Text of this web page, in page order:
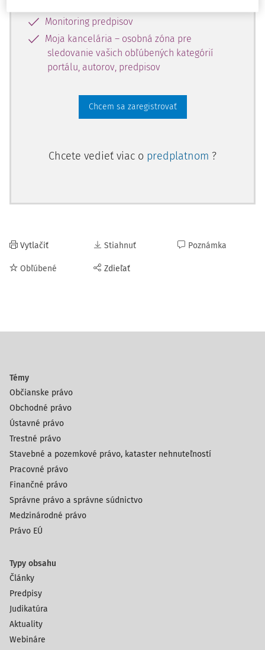
Monitoring predpisov
Moja kancelária – osobná zóna pre
sledovanie vašich obľúbených kategórií
portálu, autorov, predpisov
Chcem sa zaregistrovať
Chcete vedieť viac o predplatnom ?
Vytlačiť
Obľúbené
Stiahnuť
Zdieľať
Poznámka
Témy
Občianske právo
Obchodné právo
Ústavné právo
Trestné právo
Stavebné a pozemkové právo, kataster nehnuteľností
Pracovné právo
Finančné právo
Správne právo a správne súdnictvo
Medzinárodné právo
Právo EÚ
Typy obsahu
Články
Predpisy
Judikatúra
Aktuality
Webináre